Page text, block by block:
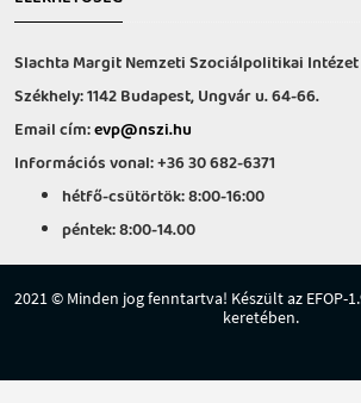
Slachta Margit Nemzeti Szociálpolitikai Intézet
Székhely: 1142 Budapest, Ungvár u. 64-66.
Email cím:evp@nszi.hu
Információs vonal: +36 30 682-6371
hétfő-csütörtök: 8:00-16:00
péntek: 8:00-14.00
2021 © Minden jog fenntartva! Készült az EFOP-
keretében.